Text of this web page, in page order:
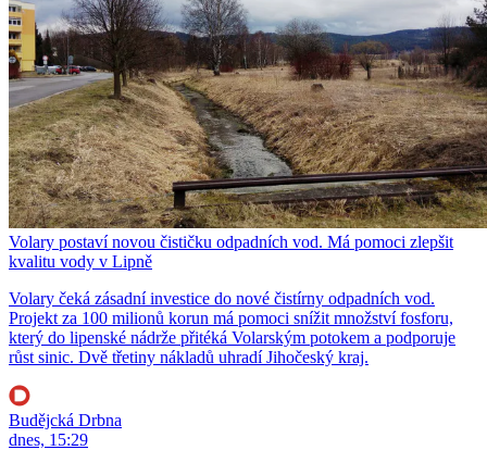
Volary postaví novou čističku odpadních vod. Má pomoci zlepšit
kvalitu vody v Lipně
Volary čeká zásadní investice do nové čistírny odpadních vod.
Projekt za 100 milionů korun má pomoci snížit množství fosforu,
který do lipenské nádrže přitéká Volarským potokem a podporuje
růst sinic. Dvě třetiny nákladů uhradí Jihočeský kraj.
Budějcká Drbna
dnes, 15:29